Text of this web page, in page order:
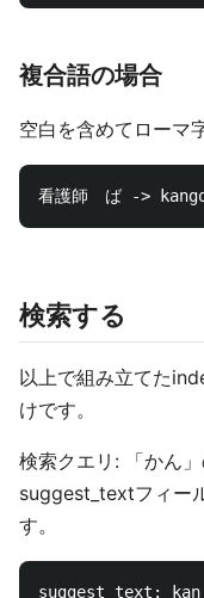
複合語の場合
空白を含めてローマ
検索する
以上で組み立てた
けです。
検索クエリ: 「かん
suggest_textフィー
す。